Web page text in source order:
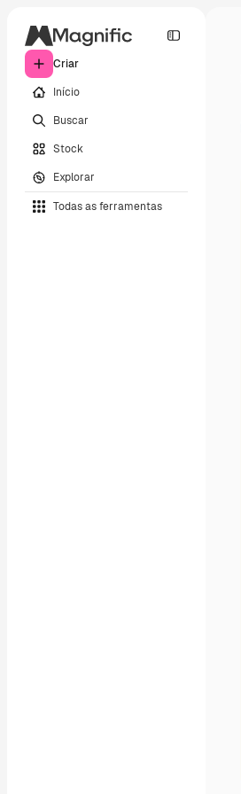
Criar
Início
Buscar
Stock
Explorar
Todas as ferramentas